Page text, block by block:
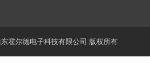
霍尔德电子科技有限公司 版权所有